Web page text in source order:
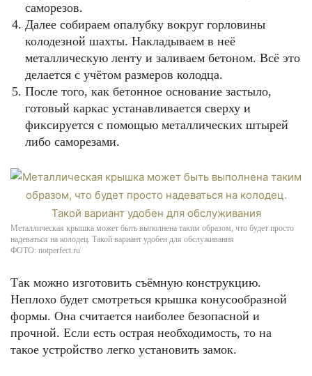
саморезов.
Далее собираем опалубку вокруг горловины
колодезной шахты. Накладываем в неё
металлическую ленту и заливаем бетоном. Всё это
делается с учётом размеров колодца.
После того, как бетонное основание застыло,
готовый каркас устанавливается сверху и
фиксируется с помощью металлических штырей
либо саморезами.
Металлическая крышка может быть выполнена таким образом, что будет просто
надеваться на колодец. Такой вариант удобен для обслуживания
ФОТО: notperfect.ru
Так можно изготовить съёмную конструкцию.
Неплохо будет смотреться крышка конусообразной
формы. Она считается наиболее безопасной и
прочной. Если есть острая необходимость, то на
такое устройство легко установить замок.